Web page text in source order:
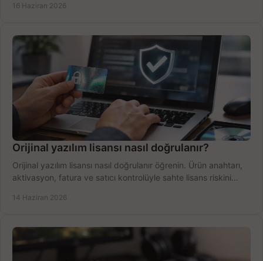
16 Haziran 2026
Orijinal yazılım lisansı nasıl doğrulanır?
Orijinal yazılım lisansı nasıl doğrulanır öğrenin. Ürün anahtarı,
aktivasyon, fatura ve satıcı kontrolüyle sahte lisans riskini
14 Haziran 2026